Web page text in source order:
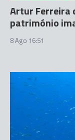
Artur Ferreira
património
8 Ago 16:51